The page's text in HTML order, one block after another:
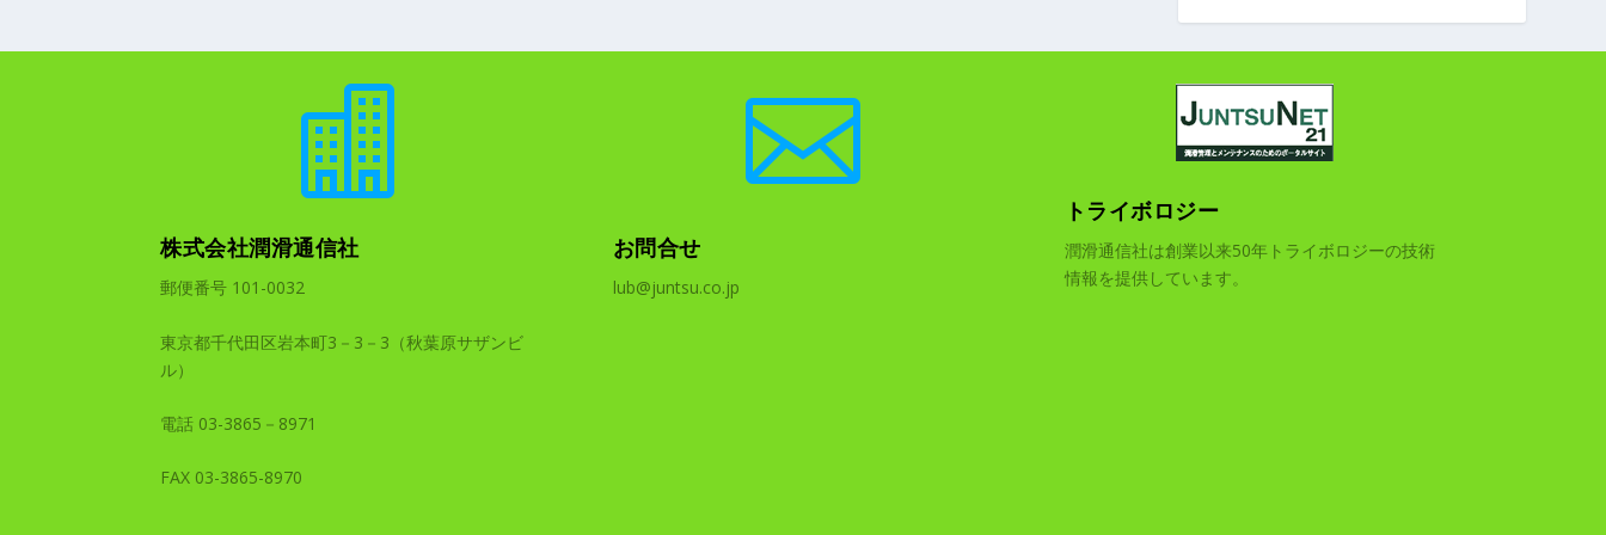

株式会社潤滑通信社
郵便番号 101-0032
東京都千代田区岩本町3－3－3（秋葉原サザンビ
ル）
電話 03-3865－8971
FAX 03-3865-8970

お問合せ
lub@juntsu.co.jp
トライボロジー
潤滑通信社は創業以来50年トライボロジーの技術
情報を提供しています。